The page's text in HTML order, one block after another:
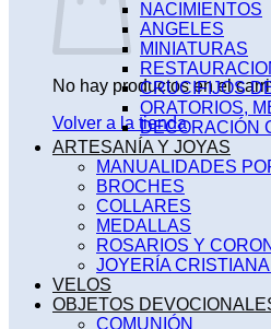
No hay productos en el
Volver a la tienda
NACIMIENTOS
ANGELES
MINIATURAS
CRUCIFIJOS
ORATORIOS,
DECORACIÓN
ARTESANÍA Y JOYAS
MANUALIDADES
BROCHES
COLLARES
MEDALLAS
ROSARIOS Y
JOYERÍA
VELOS
OBJETOS
COMUNIÓN